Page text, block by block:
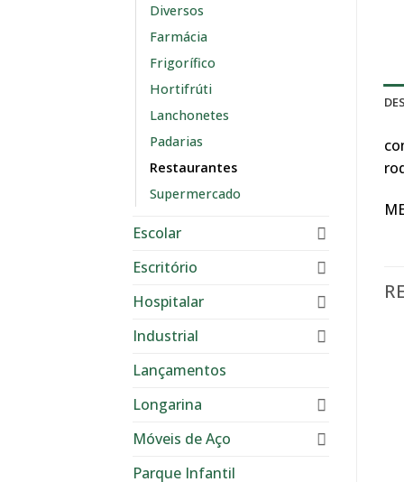
Diversos
Farmácia
Frigorífico
Hortifrúti
Lanchonetes
Padarias
Restaurantes
Supermercado
Escolar
Escritório
Hospitalar
Industrial
Lançamentos
Longarina
Móveis de Aço
Parque Infantil